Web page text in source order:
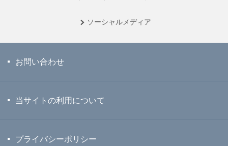
ソーシャル メディア
お問い合わせ
当サイトの利用について
プライバシーポリシー